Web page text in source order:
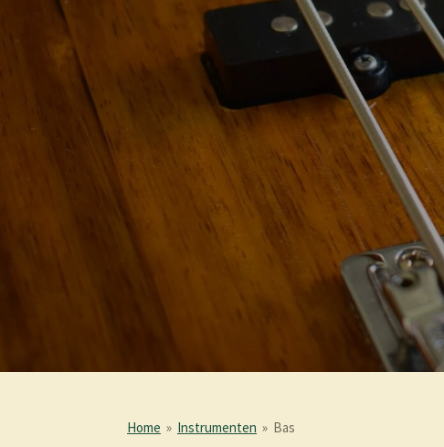
Home » Instrumenten » Bas